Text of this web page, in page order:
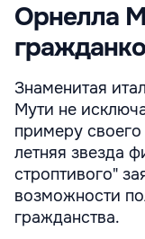
Орнелла
Знаменитая
Мути не
примеру
летняя звезда
строптивого"
возможности
гражданства.